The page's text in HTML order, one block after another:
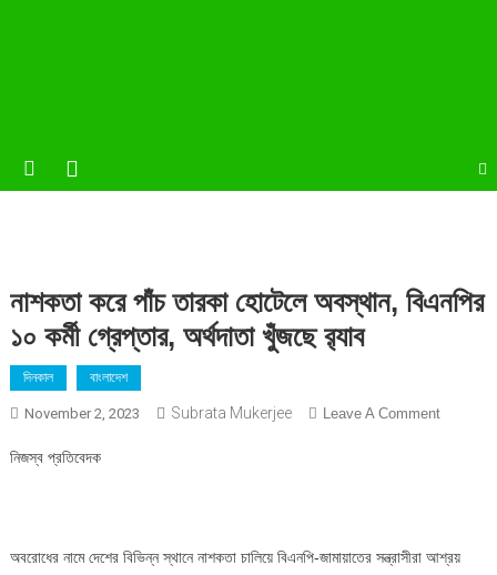
নাশকতা করে পাঁচ তারকা হোটেলে অবস্থান, বিএনপির
১০ কর্মী গ্রেপ্তার, অর্থদাতা খুঁজছে র‌্যাব
দিনকাল বাংলাদেশ
November 2, 2023 Subrata Mukerjee Leave A CommentOn
অবস্থান,
নিজস্ব প্রতিবেদক
অবরোধের নামে দেশের বিভিন্ন স্থানে নাশকতা চালিয়ে বিএনপি-জামায়াতের সন্ত্রাসীরা আশ্রয়